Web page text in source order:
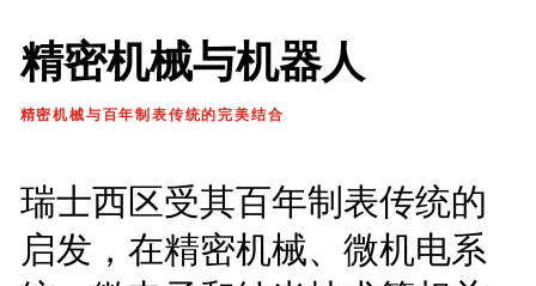
精密机械与机器人
精密机械与百年制表传统的完美结合
瑞士西区受其百年制表传统的
启发，在精密机械、微机电系